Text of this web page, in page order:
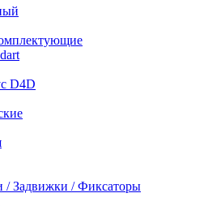
D4D
/ Задвижки / Фиксаторы